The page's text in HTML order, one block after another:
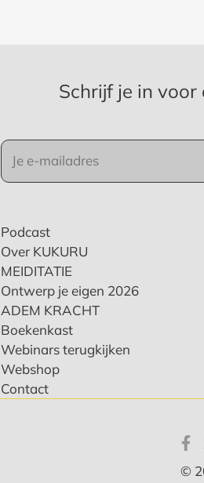
Podcast
Over KUKURU
MEIDITATIE
Ontwerp je eigen 2026
ADEM KRACHT
Boekenkast
Webinars terugkijken
Webshop
Contact
Schrijf je in
©